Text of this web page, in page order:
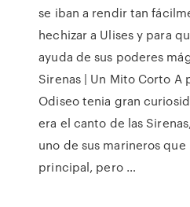
se iban a rendir tan
hechizar a Ulises y para
ayuda de sus poderes
Sirenas | Un Mito Corto A
Odiseo tenia gran
era el canto de las
uno de sus marineros
principal, pero …